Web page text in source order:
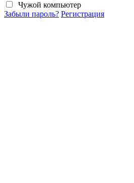
Чужой компьютер
Забыли пароль? Регистрация